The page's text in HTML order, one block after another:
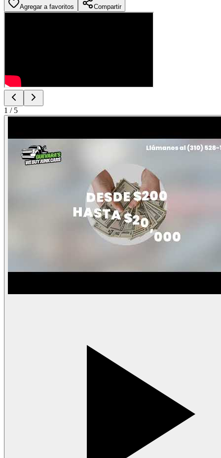
Agregar a favoritos Compartir
1 / 5